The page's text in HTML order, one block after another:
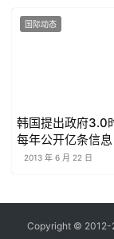
国际动态
韩国提出政府3.0
每年公开亿条信息
2013 年 6 月 22 日
Copyright © 2012-